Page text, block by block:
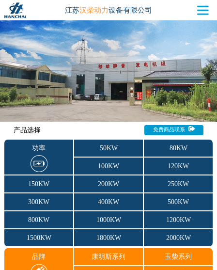
江苏汉柴动力设备有限公司
产品选择 免费商品联系
功率 50KW 80KW
100KW 120KW
150KW 200KW 250KW
300KW 400KW 500KW
800KW 1000KW 1200KW
1500KW 1800KW 2000KW
品牌 康明斯系列 玉柴系列